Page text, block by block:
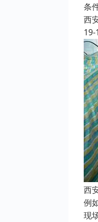
条
西
19-
西
例
现